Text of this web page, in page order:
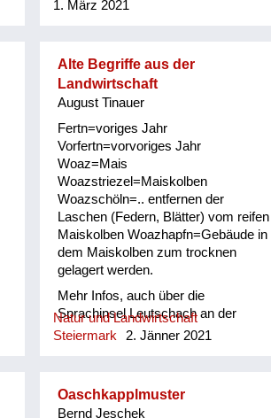
1. März 2021
Alte Begriffe aus der
Landwirtschaft
August Tinauer
Fertn=voriges Jahr
Vorfertn=vorvoriges Jahr
Woaz=Mais
Woazstriezel=Maiskolben
Woazschöln=.. entfernen der
Laschen (Federn, Blätter) vom reifen
Maiskolben Woazhapfn=Gebäude in
dem Maiskolben zum trocknen
gelagert werden.
Mehr Infos, auch über die
Sprachinsel Leutschach an der
Weinstraße bei Karl Oswald
Natur und Landwirtschaft
Steiermark
2. Jänner 2021
Oaschkapplmuster
Bernd Jeschek